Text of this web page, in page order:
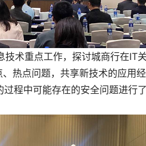
术重点工作，探讨城商行在IT
热点问题，共享新技术的应用
程中可能存在的安全问题进行